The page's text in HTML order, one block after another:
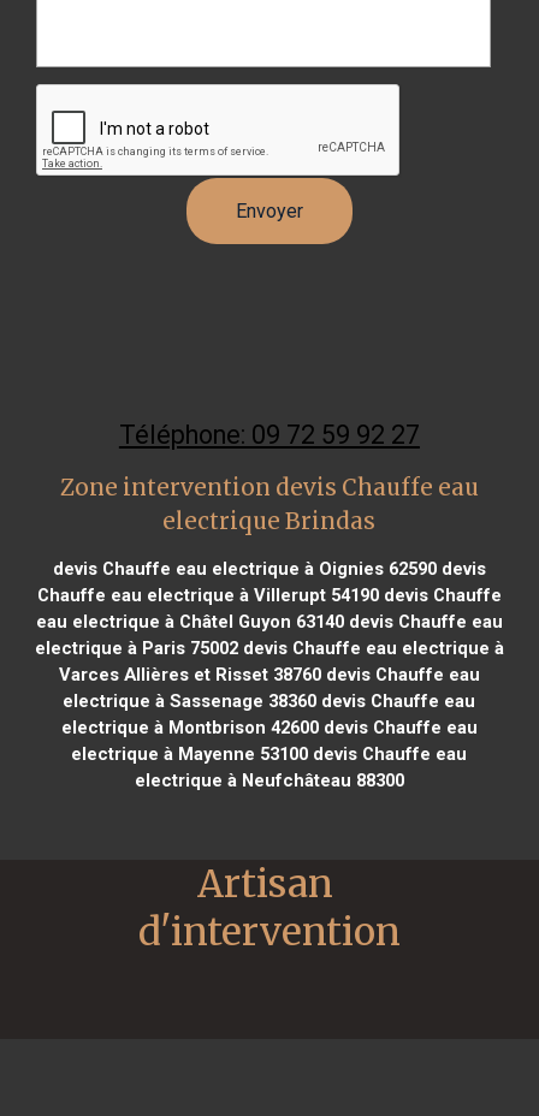
Téléphone: 09 72 59 92 27
Zone intervention devis Chauffe eau
electrique Brindas
devis Chauffe eau electrique à Oignies 62590devis
Chauffe eau electrique à Villerupt 54190devis Chauffe
eau electrique à Châtel Guyon 63140devis Chauffe eau
electrique à Paris 75002devis Chauffe eau electrique à
Varces Allières et Risset 38760devis Chauffe eau
electrique à Sassenage 38360 devis Chauffe eau
electrique à Montbrison 42600devis Chauffe eau
electrique à Mayenne 53100 devis Chauffe eau
electrique à Neufchâteau 88300
Artisan
d'intervention